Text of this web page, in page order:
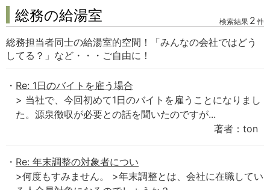
総務の給湯室 検索結果 2 件
総務担当者同士の給湯室的空間！「みんなの会社ではどう
してる？」など・・・ご自由に！
Re: 1日のバイトを雇う場合
> 当社で、今回初めて1日のバイトを雇うことになりまし
た。源泉徴収が必要との話を聞いたのですが...
著者：ton
Re: 年末調整の対象者につい
>何度もすみません。 >年末調整とは、会社に在職してい